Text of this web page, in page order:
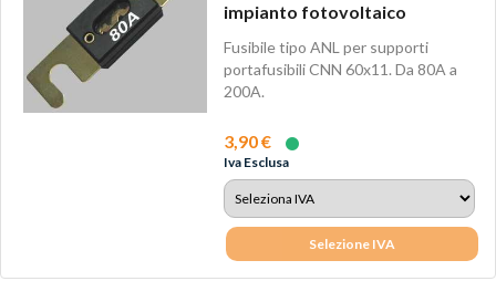
impianto fotovoltaico
Fusibile tipo ANL per supporti
portafusibili CNN 60x11. Da 80A a
200A.
3,90 €
Iva Esclusa
Selezione IVA